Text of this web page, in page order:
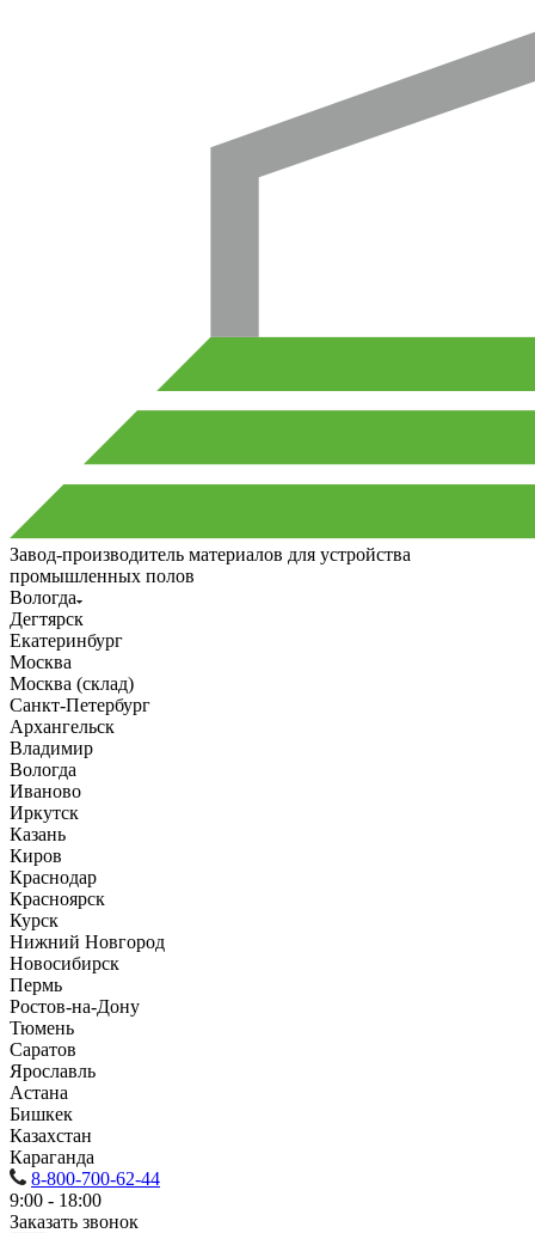
Завод-производитель материалов для устройства
промышленных полов
Вологда
Дегтярск
Екатеринбург
Москва
Москва (склад)
Санкт-Петербург
Архангельск
Владимир
Вологда
Иваново
Иркутск
Казань
Киров
Краснодар
Красноярск
Курск
Нижний Новгород
Новосибирск
Пермь
Ростов-на-Дону
Тюмень
Саратов
Ярославль
Астана
Бишкек
Казахстан
Караганда
8-800-700-62-44
9:00 - 18:00
Заказать звонок